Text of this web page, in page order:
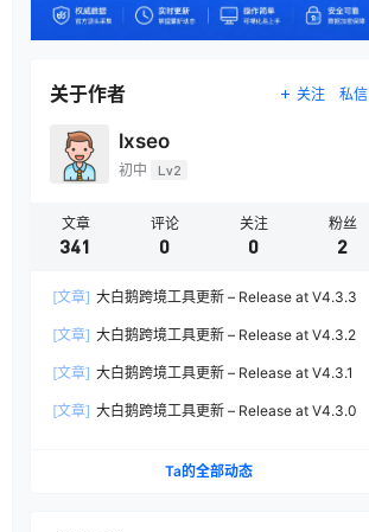
关于作者 关注 私信
lxseo
初中 Lv2
文章
341
评论
0
关注
0
粉丝
2
[文章] 大白鹅跨境工具更新 – Release at V4.3.3
[文章] 大白鹅跨境工具更新 – Release at V4.3.2
[文章] 大白鹅跨境工具更新 – Release at V4.3.1
[文章] 大白鹅跨境工具更新 – Release at V4.3.0
Ta的全部动态